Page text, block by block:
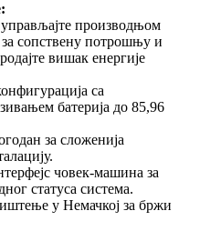
производњом
за сопствену потрошњу и
вишак енергије
са
батерија до 85,96
за сложенија
човек-машина за
статуса система.
у Немачкој за бржи